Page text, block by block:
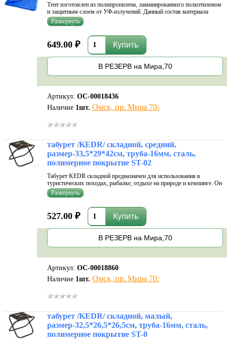
Тент изготовлен из полипропилена, ламинированного полиэтиленом
и защитным слоем от УФ-излучений. Данный состав материала
делает его влагоустойчивым, воздухонепроницаемым, легким и
достаточно эластичным.
649.00 ₽
В РЕЗЕРВ на Мира,70
Артикул: ОС-00018436
Наличие 1 шт. Омск, пр. Мира 70:
табурет /KEDR/ складной, средний,
размер-33,5*29*42см, труба-16мм, сталь,
полимерное покрытие ST-02
Табурет KEDR складной предназначен для использования в
туристических походах, рыбалке, отдыхе на природе и кемпинге. Он
всегда выручит, когда нужна мобильность на местности или
компактность места для сидения, когда более комфортабельные и
527.00 ₽
В РЕЗЕРВ на Мира,70
Артикул: ОС-00018860
Наличие 1 шт. Омск, пр. Мира 70:
табурет /KEDR/ складной, малый,
размер-32,5*26,5*26,5см, труба-16мм, сталь,
полимерное покрытие ST-0